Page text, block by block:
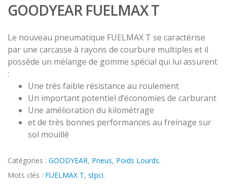
GOODYEAR FUELMAX T
Le nouveau pneumatique FUELMAX T se caractérise
par une carcasse à rayons de courbure multiples et il
possède un mélange de gomme spécial qui lui assurent
:
Une très faible résistance au roulement
Un important potentiel d’économies de carburant
Une amélioration du kilométrage
et de très bonnes performances au freinage sur
sol mouillé
Catégories : GOODYEAR, Pneus, Poids Lourds.
Mots clés : FUELMAX T, stpci.